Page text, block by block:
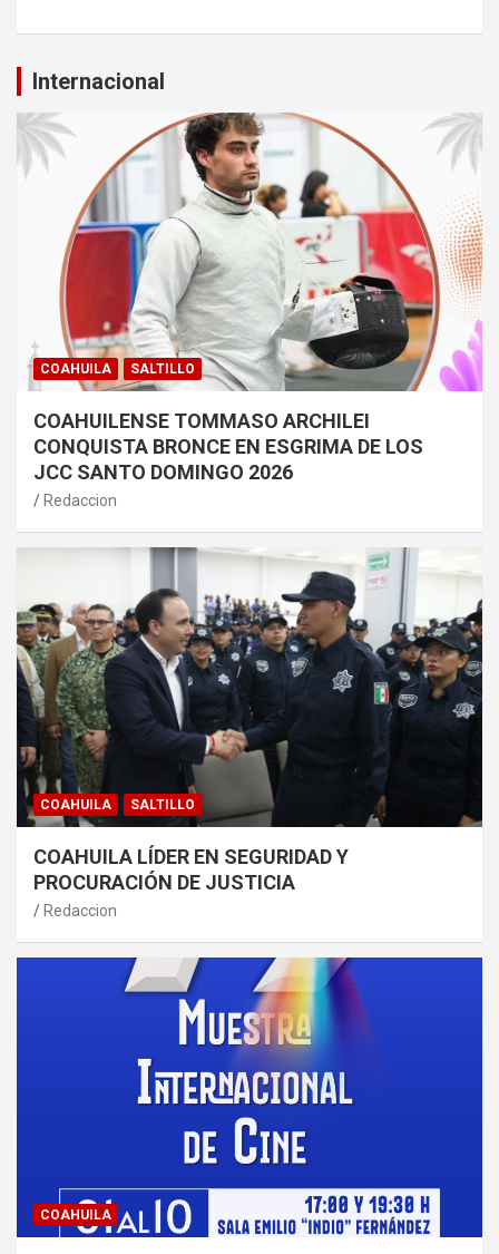
Internacional
COAHUILA SALTILLO
COAHUILENSE TOMMASO ARCHILEI
CONQUISTA BRONCE EN ESGRIMA DE LOS
JCC SANTO DOMINGO 2026
Redaccion
COAHUILA SALTILLO
COAHUILA LÍDER EN SEGURIDAD Y
PROCURACIÓN DE JUSTICIA
Redaccion
COAHUILA